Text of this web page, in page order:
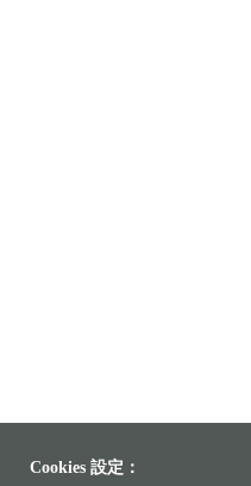
Cookies 設定：